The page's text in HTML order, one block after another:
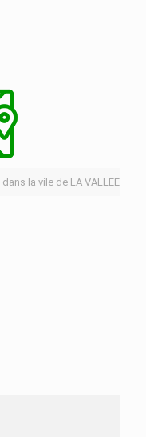
la vile de LA VALLEE